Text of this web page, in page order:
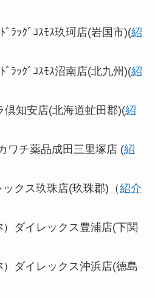
ﾞﾗｯｸﾞｺｽﾓｽ玖珂店(岩国市)(紹
ﾞﾗｯｸﾞｺｽﾓｽ沼南店(北九州)(紹
倶知安店(北海道虻田郡)(紹
ワチ薬品成田三里塚店 (紹
クス玖珠店(玖珠郡)（紹介
）ダイレックス豊浦店(下関
）ダイレックス沖浜店(徳島